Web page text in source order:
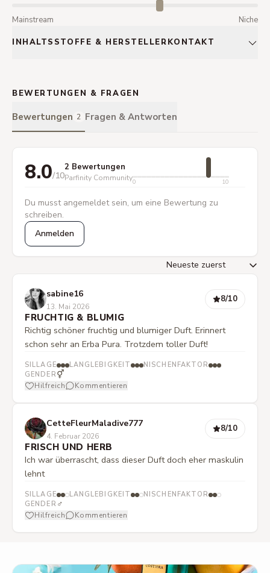
Mainstream Niche
INHALTSSTOFFE & HERSTELLERKONTAKT
BEWERTUNGEN & FRAGEN
Bewertungen 2 Fragen & Antworten
8.0/10
2 Bewertungen
Parfinity Community0 10
Du musst angemeldet sein, um eine Bewertung zu
schreiben.
Anmelden
sabine16
13. Mai 2026
8/10
FRUCHTIG & BLUMIG
Richtig schöner fruchtig und blumiger Duft. Erinnert
schon sehr an Erba Pura. Trotzdem toller Duft!
SILLAGE LANGLEBIGKEIT
NISCHENFAKTOR
GENDER ⚥
Hilfreich Kommentieren
CetteFleurMaladive777
4. Februar 2026
8/10
FRISCH UND HERB
Ich war überrascht, dass dieser Duft doch eher maskulin
lehnt
SILLAGE LANGLEBIGKEIT
NISCHENFAKTOR
GENDER ♂
Hilfreich Kommentieren